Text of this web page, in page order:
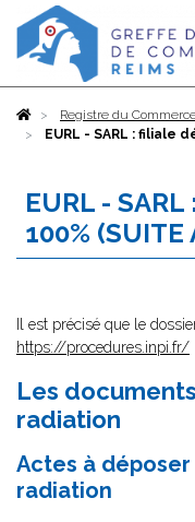
AccueilRegistre du
EURL - SARL : filiale
EURL -
100% (SUITE
Il est précisé que le
https://procedures.inpi.fr/
Les
radiation
Actes à
radiation